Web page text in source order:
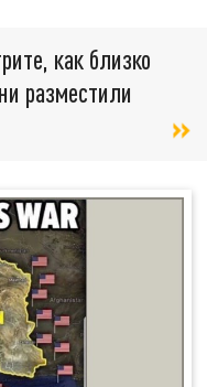
как близко
разместили